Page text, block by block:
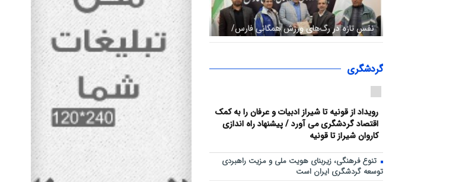
نفس تازه در رگ‌های ورزش همگانی فارس/
گردشگری
رویداد از قونیه تا شیراز ادبیات و عرفان را به کمک
اقتصاد گردشگری می آورد / پیشنهاد راه اندازی
کاروان شیراز تا قونیه
تنوع فرهنگی، زیربنای هویت ملی و مزیت راهبردی
توسعه گردشگری ایران است